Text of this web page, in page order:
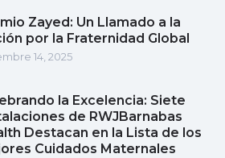
Zayed: Un Llamado a la
por la Fraternidad Global
14, 2025
la Excelencia: Siete
de RWJBarnabas
Destacan en la Lista de los
Cuidados Maternales